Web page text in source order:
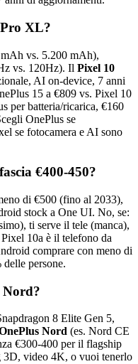
XL?
vs. 5.200 mAh),
vs. 120Hz). Il Pixel 10
AI on-device, 7 anni
15 a €809 vs. Pixel 10
per batteria/ricarica, €160
OnePlus se
se fotocamera e AI sono
€400-450?
di €500 (fino al 2033),
stock a One UI. No, se:
ti serve il tele (manca),
10a è il telefono da
comprare con meno di
persone.
Nord?
8 Elite Gen 5,
Nord (es. Nord CE
€300-400 per il flagship
3D, video 4K, o vuoi tenerlo